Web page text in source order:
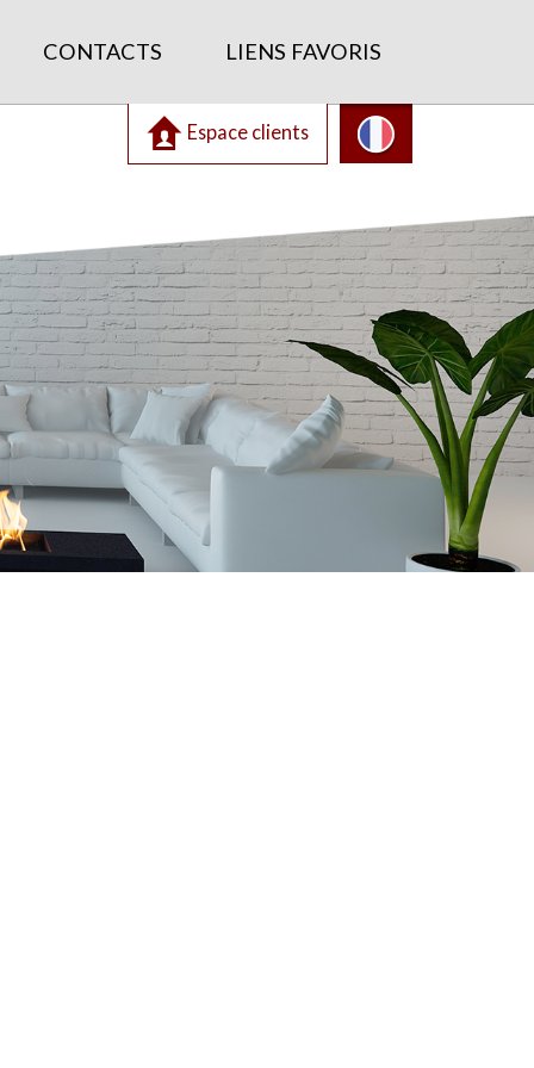
CONTACTS LIENS FAVORIS
Espace clients